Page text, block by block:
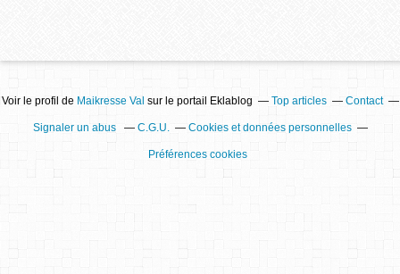
Voir le profil de Maikresse Val sur le portail Eklablog Top articles Contact
Signaler un abus C.G.U. Cookies et données personnelles
Préférences cookies